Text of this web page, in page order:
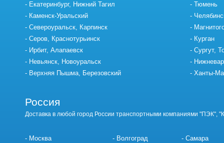
Екатеринбург, Нижний Тагил
Каменск-Уральский
Североуральск, Карпинск
Серов, Краснотурьинск
Ирбит, Алапаевск
Невьянск, Новоуральск
Верхняя Пышма, Березовский
Тюмень
Курган
Сургут,
Ханты-
Россия
Доставка в любой город России транспортными компаниями "ПЭК",
Москва
Волгоград
Самара